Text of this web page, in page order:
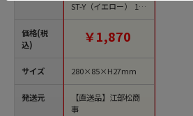
価格(税
込)
サイズ
発送元
ST-Y（イエロー） 1個
（ご注文単位1個）
【直送品】
￥1,870
280×85×H27mm
【直送品】江部松商
事